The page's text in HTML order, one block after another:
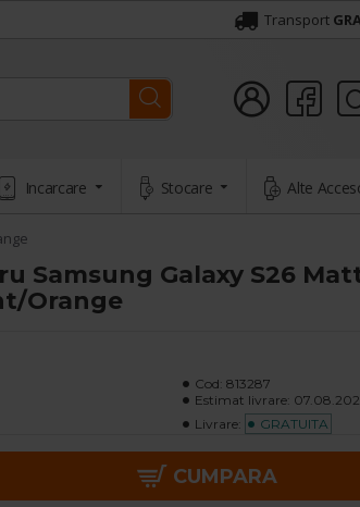
Transport
Incarcare Stocare Alte
Samsung Galaxy S26
Orange
Cod: 813287
Estimat livrare:
Livrare:
GRATUITA
CUMPARA